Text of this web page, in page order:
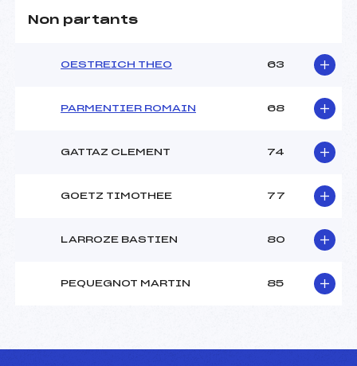
Non partants
OESTREICH THEO 63
PARMENTIER ROMAIN 68
GATTAZ CLEMENT 74
GOETZ TIMOTHEE 77
LARROZE BASTIEN 80
PEQUEGNOT MARTIN 85